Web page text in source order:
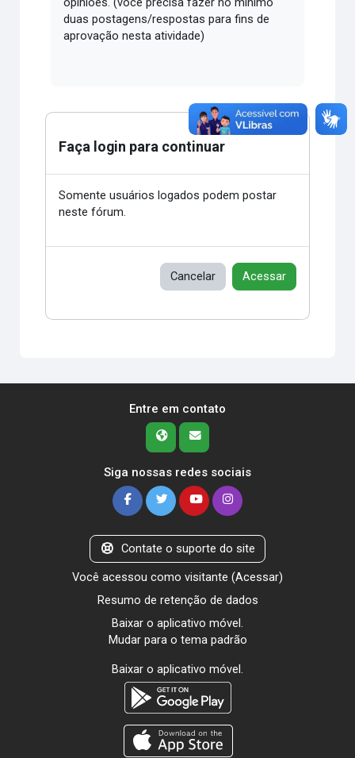
duas postagens/respostas para fins de
aprovação nesta atividade)
Faça login para continuar
Somente usuários logados podem postar
neste fórum.
Cancelar Acessar
Entre em contato
Siga nossas redes sociais
Contate o suporte do site
Você acessou como visitante (Acessar)
Resumo de retenção de dados
Baixar o aplicativo móvel.
Mudar para o tema padrão
Baixar o aplicativo móvel.